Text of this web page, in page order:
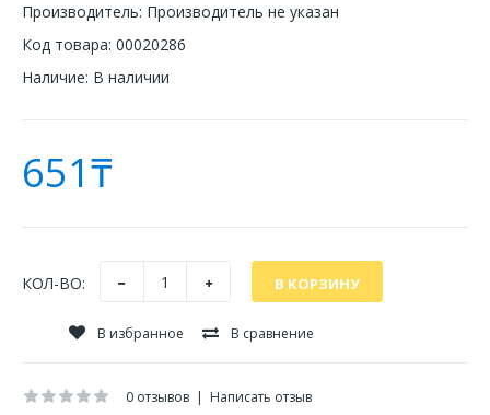
Производитель: Производитель не указан
Код товара: 00020286
Наличие: В наличии
651₸
КОЛ-ВО:
В избранное В сравнение
0 отзывов | Написать отзыв